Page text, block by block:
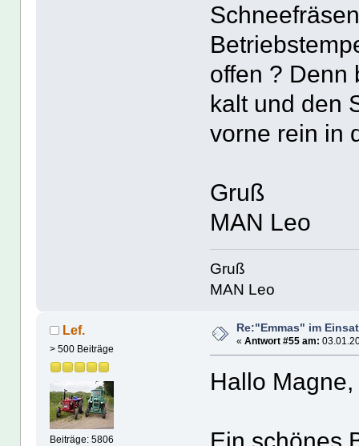
offen ? Denn
kalt und den
vorne rein in
Gruß
MAN Leo
Gruß
MAN Leo
Lef.
> 500 Beiträge
Beiträge: 5806
Re:"Emmas" im
« Antwort #55 am:
Hallo